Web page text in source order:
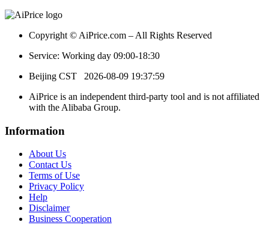
Copyright © AiPrice.com – All Rights Reserved
Service: Working day 09:00-18:30
Beijing CST 2026-08-09 19:37:59
AiPrice is an independent third-party tool and is not affiliated
with the Alibaba Group.
Information
About Us
Contact Us
Terms of Use
Privacy Policy
Help
Disclaimer
Business Cooperation